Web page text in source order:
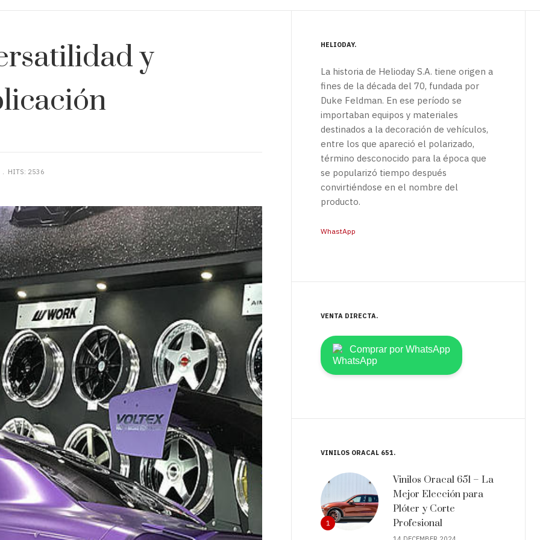
y
HITS: 2536
HELIODAY
La historia de Helioday S.A. tiene origen a
fines de la década del 70, fundada por
Duke Feldman. En ese período se
importaban equipos y materiales
destinados a la decoración de vehículos,
entre los que apareció el polarizado,
término desconocido para la época que
se popularizó tiempo después
convirtiéndose en el nombre del
producto.
WhastApp
VENTA DIRECTA
Comprar por WhatsApp
VINILOS ORACAL 651
1
Vinilos Oracal 651 – La
Mejor Elección para
Plóter y Corte
Profesional